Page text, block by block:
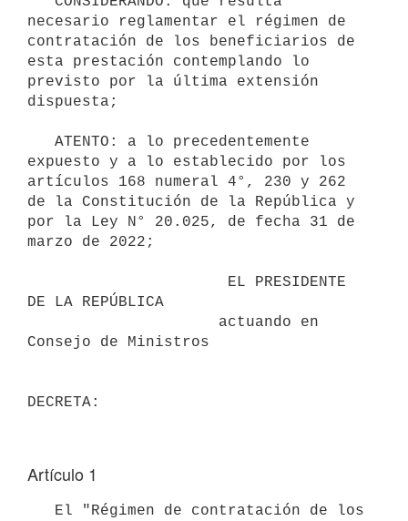
necesario reglamentar el régimen de
contratación de los beneficiarios de
esta prestación contemplando lo
previsto por la última extensión
dispuesta;
expuesto y a lo establecido por los
artículos 168 numeral 4°, 230 y 262
de la Constitución de la República y
por la Ley N° 20.025, de fecha 31 de
marzo de 2022;
DE LA REPÚBLICA
Consejo de Ministros
Artículo 1